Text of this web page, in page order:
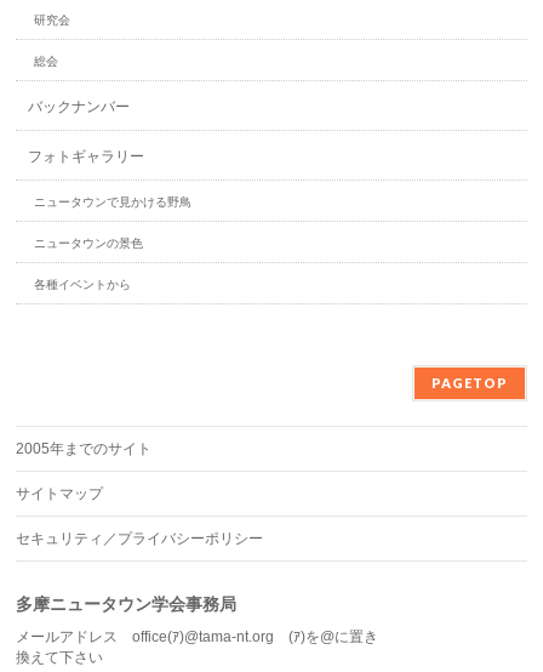
研究会
総会
バックナンバー
フォトギャラリー
ニュータウンで見かける野鳥
ニュータウンの景色
各種イベントから
PAGETOP
2005年までのサイト
サイトマップ
セキュリティ／プライバシーポリシー
多摩ニュータウン学会事務局
メールアドレス office(ｱ)@tama-nt.org (ｱ)を@に置き
換えて下さい